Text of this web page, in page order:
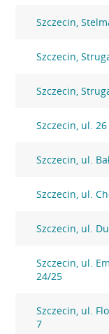
Szczecin,
Szczecin,
Szczecin,
Szczecin, ul.
Szczecin, ul.
Szczecin, ul.
Szczecin, ul.
Szczecin, ul.
24/25
Szczecin, ul.
7